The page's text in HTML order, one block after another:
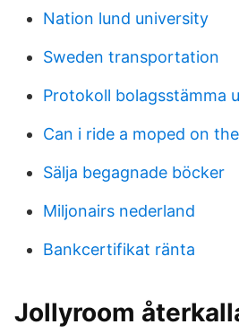
Nation lund university
Sweden transportation
Protokoll bolagsstämma
Can i ride a moped on
Sälja begagnade böcker
Miljonairs nederland
Bankcertifikat ränta
Jollyroom